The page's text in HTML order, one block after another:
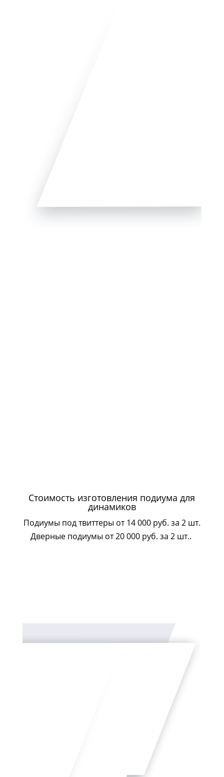
Стоимость изготовления подиума для
динамиков
Подиумы под твиттеры от 14 000 руб. за 2 шт.
Дверные подиумы от 20 000 руб. за 2 шт..